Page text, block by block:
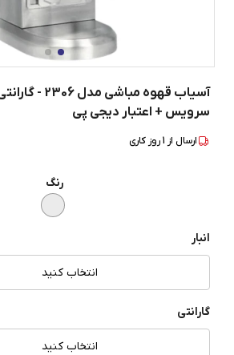
سرویس + اعتبار دیجی پی
ارسال از 1روز کاری
رنگ
انبار
انتخاب کنید
گارانتی
انتخاب کنید